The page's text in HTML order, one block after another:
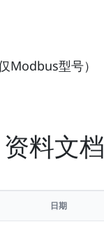
Modbus型号）
资料文档
日期